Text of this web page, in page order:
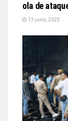
ola de
13 junio, 2025